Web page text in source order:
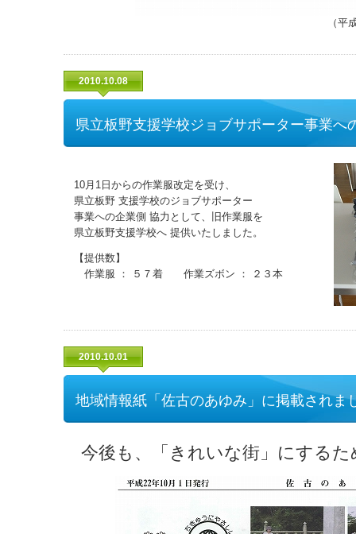
（
2010.10.08
県立板野支援学校ジョブサポーター事業へ
10月1日からの作業服改定を受け、
県立板野 支援学校のジョブサポーター
事業への企業側 協力として、旧作業服を
県立板野支援学校へ 提供いたしました。
【提供数】
作業服 ： ５７着 作業ズボン ： ２３本
2010.10.01
地域情報紙「佐古のあゆみ」に掲載され
今後も、「きれいな街」にするた